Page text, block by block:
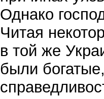
Однако
Читая
в той же
были